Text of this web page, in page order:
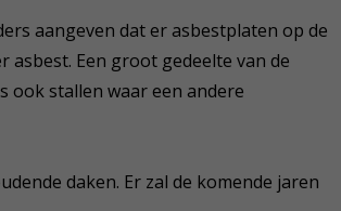
aangeven dat er asbestplaten op de
Een groot gedeelte van de
ook stallen waar een andere
daken. Er zal de komende jaren